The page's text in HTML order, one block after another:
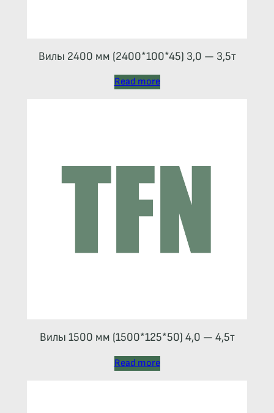
Вилы 2400 мм (2400*100*45) 3,0 — 3,5т
Read more
Вилы 1500 мм (1500*125*50) 4,0 — 4,5т
Read more